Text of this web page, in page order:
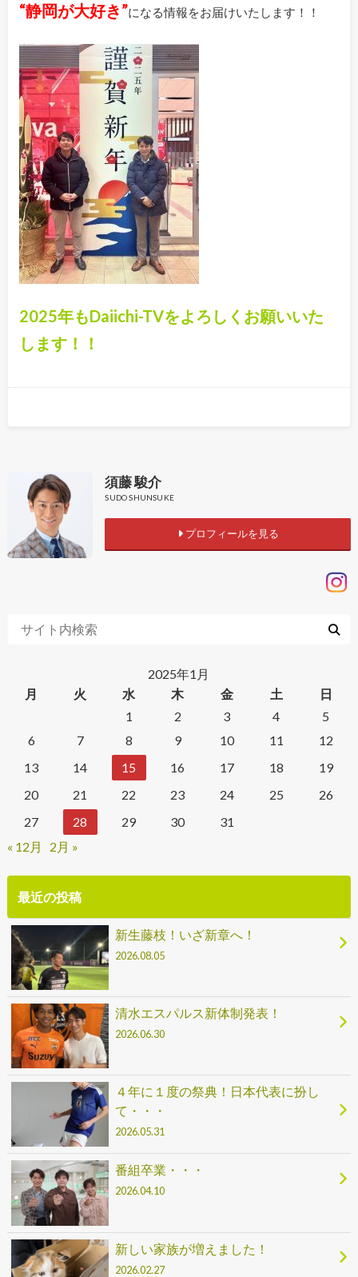
“静岡が大好き”になる情報をお届けいたします！！
2025年もDaiichi-TVをよろしくお願いいた
します！！
須藤 駿介
SUDO SHUNSUKE
プロフィールを見る
2025年1月
月
火 水 木 金 土
日
1
2 3 4
5
6
7 8 9 10 11
12
13
14 15 16 17 18
19
20
21 22 23 24 25
26
27
28 29 30
31
« 12月
2月 »
最近の投稿
新生藤枝！いざ新章へ！
2026.08.05
清水エスパルス新体制発表！
2026.06.30
４年に１度の祭典！日本代表に扮し
て・・・
2026.05.31
番組卒業・・・
2026.04.10
新しい家族が増えました！
2026.02.27